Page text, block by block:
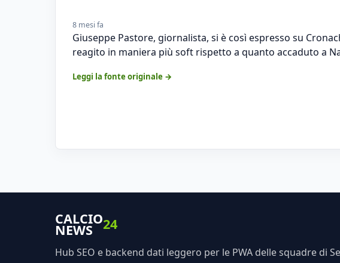
8 mesi fa
Giuseppe Pastore, giornalista, si è così espresso su
reagito in maniera più soft rispetto a quanto accaduto a
Leggi la fonte originale →
CALCIO
NEWS 24
Hub SEO e backend dati leggero per le PWA delle squadre di